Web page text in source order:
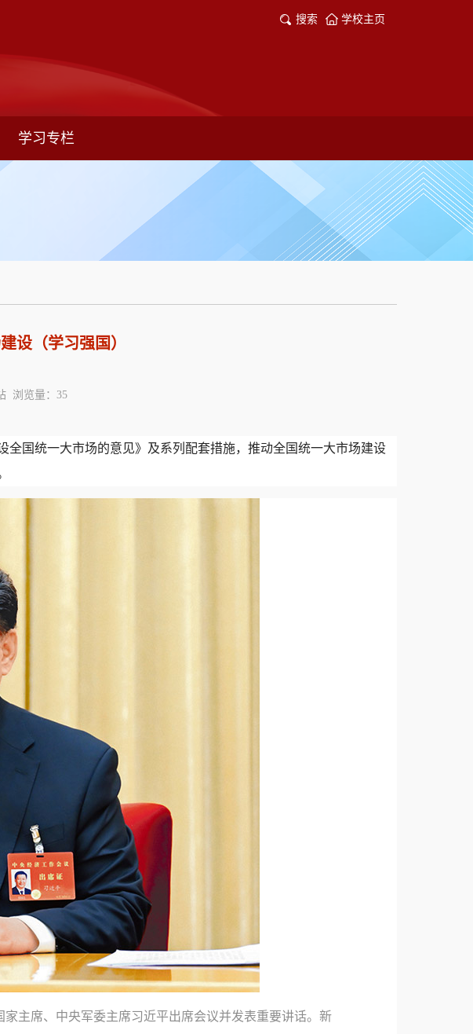
搜索 学校主页
学习专栏
设（学习强国）
浏览量： 35
国统一大市场的意见》及系列配套措施，推动全国统一大市场建设
主席、中央军委主席习近平出席会议并发表重要讲话。新